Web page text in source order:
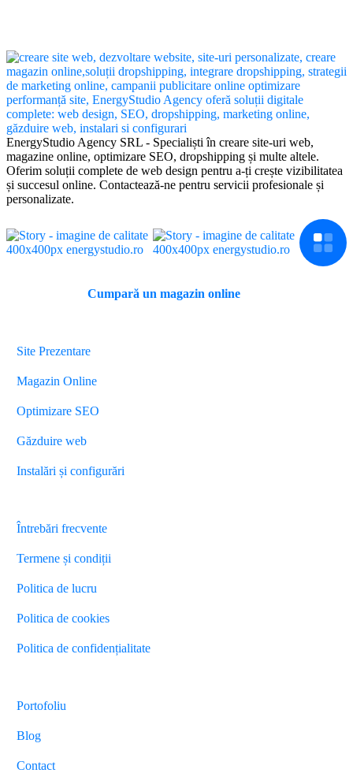
EnergyStudio Agency SRL - Specialiști în creare site-uri web,
magazine online, optimizare SEO, dropshipping și multe altele.
Oferim soluții complete de web design pentru a-ți crește vizibilitatea
și succesul online. Contactează-ne pentru servicii profesionale și
personalizate.
Cumpară un magazin online
Site Prezentare
Magazin Online
Optimizare SEO
Găzduire web
Instalări și configurări
Întrebări frecvente
Termene și condiții
Politica de lucru
Politica de cookies
Politica de confidențialitate
Portofoliu
Blog
Contact